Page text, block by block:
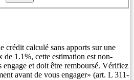
crédit calculé sans apports sur une
de 1.1%, cette estimation est non-
et doit être remboursé. Vérifiez
avant de vous engager» (art. L 311-